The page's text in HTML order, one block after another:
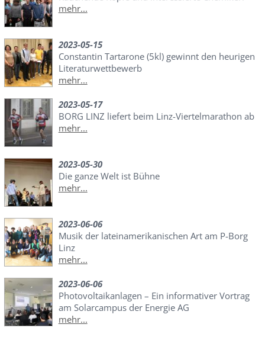
mehr...
2023-05-15
Constantin Tartarone (5kl) gewinnt den heurigen
Literaturwettbewerb
mehr...
2023-05-17
BORG LINZ liefert beim Linz-Viertelmarathon ab
mehr...
2023-05-30
Die ganze Welt ist Bühne
mehr...
2023-06-06
Musik der lateinamerikanischen Art am P-Borg
Linz
mehr...
2023-06-06
Photovoltaikanlagen – Ein informativer Vortrag
am Solarcampus der Energie AG
mehr...